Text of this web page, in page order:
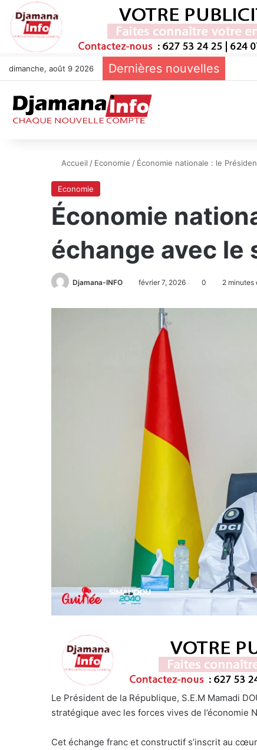
dimanche, août 9 2026 Dernières nouvelles
Accueil / Economie / Économie nationale : le
Economie
Économie
échange avec le
Djamana-INFO février 7, 2026 0 2 minutes
Le Président de la République, S.E.M Mamadi
stratégique avec les forces vives de l’économie
Cet échange franc et constructif s’inscrit au